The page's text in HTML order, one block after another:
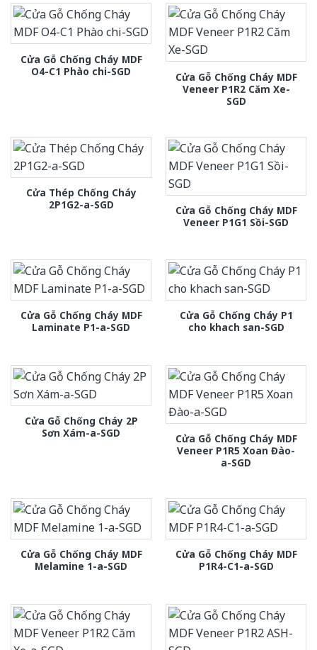
Cửa Gỗ Chống Cháy MDF
O4-C1 Phào chi-SGD
Cửa Gỗ Chống Cháy MDF
Veneer P1R2 Căm Xe-
SGD
Cửa Thép Chống Cháy
2P1G2-a-SGD
Cửa Gỗ Chống Cháy MDF
Veneer P1G1 Sồi-SGD
Cửa Gỗ Chống Cháy MDF
Laminate P1-a-SGD
Cửa Gỗ Chống Cháy P1
cho khach san-SGD
Cửa Gỗ Chống Cháy 2P
Sơn Xám-a-SGD
Cửa Gỗ Chống Cháy MDF
Veneer P1R5 Xoan Đào-
a-SGD
Cửa Gỗ Chống Cháy MDF
Melamine 1-a-SGD
Cửa Gỗ Chống Cháy MDF
P1R4-C1-a-SGD